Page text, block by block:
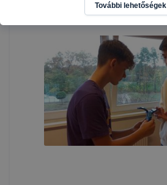
További lehetőségek